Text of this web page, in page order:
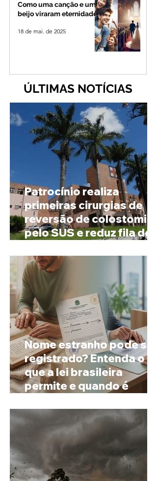
Como uma canção e um
beijo viraram eternidade
18 de mai. de 2025
ÚLTIMAS NOTÍCIAS
Patrocínio realiza
primeiras cirurgias de
reversão de colostomia
pelo SUS e reduz fila de
Nome estranho pode ser
registrado? Entenda o
que a lei brasileira
permite e quando é
prenome